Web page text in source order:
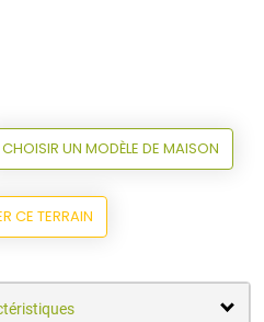
CHOISIR UN MODÈLE DE MAISON
CE TERRAIN